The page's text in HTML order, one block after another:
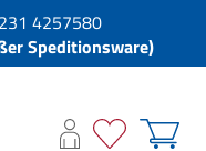
4257580
Speditionsware)